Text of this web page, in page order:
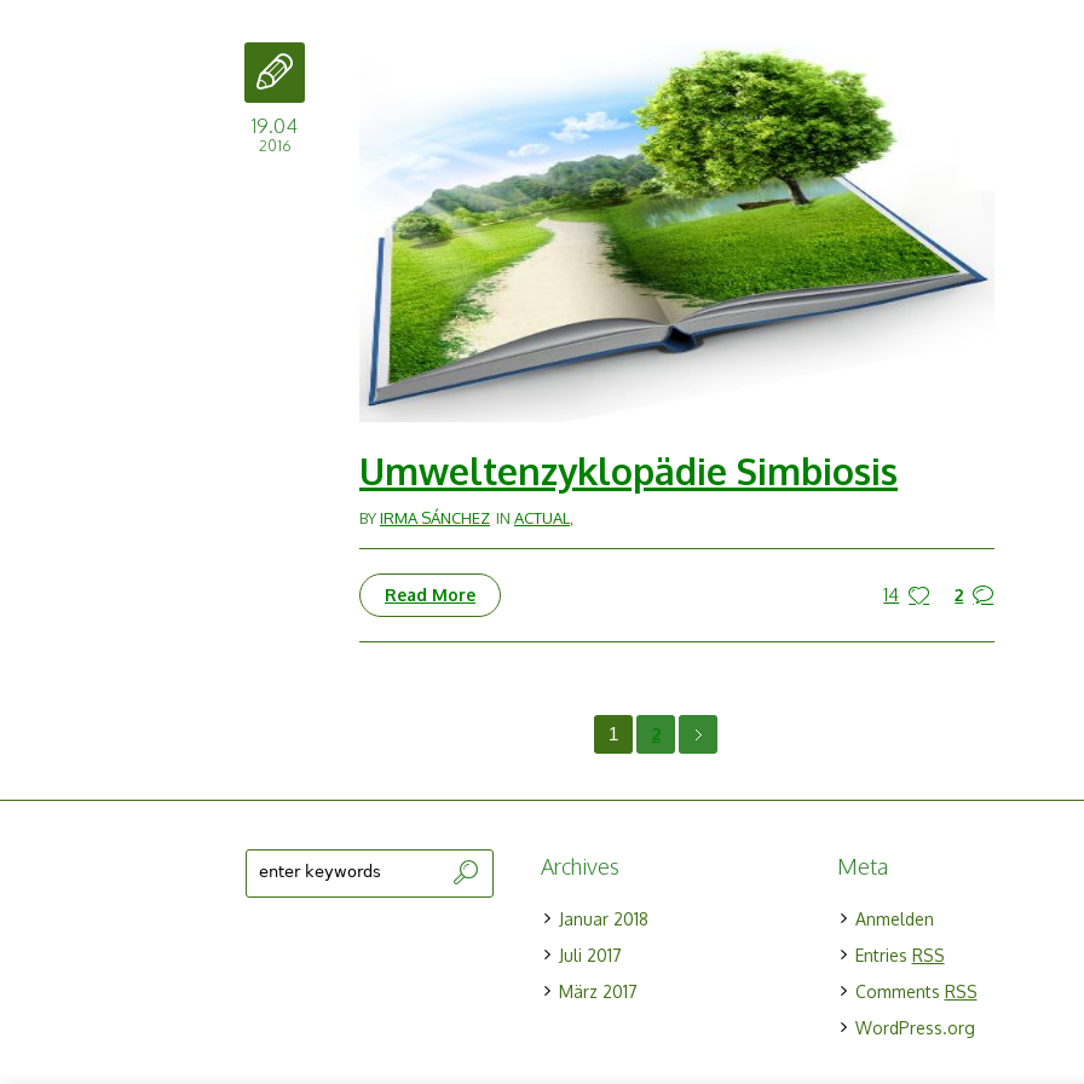
19.04
2016
Umweltenzyklopädie Simbiosis
BYIRMA SÁNCHEZ IN ACTUAL,
14 2
Read More
1 2
Archives
Januar 2018
Juli 2017
März 2017
Meta
Anmelden
Entries RSS
Comments RSS
WordPress.org